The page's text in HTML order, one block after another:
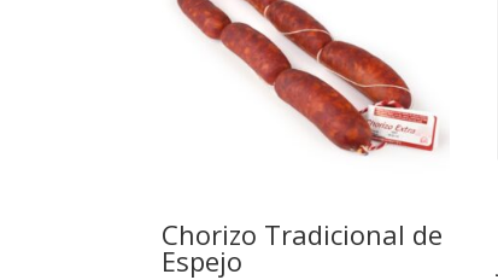
Chorizo Tradicional de
Espejo